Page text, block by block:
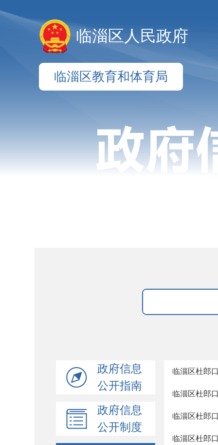
临淄区人民政府
临淄区教育和体育局
政府信息
公开指南
政府信息
公开制度
临淄区杜郎
临淄区杜郎
临淄区杜郎
临淄区杜郎